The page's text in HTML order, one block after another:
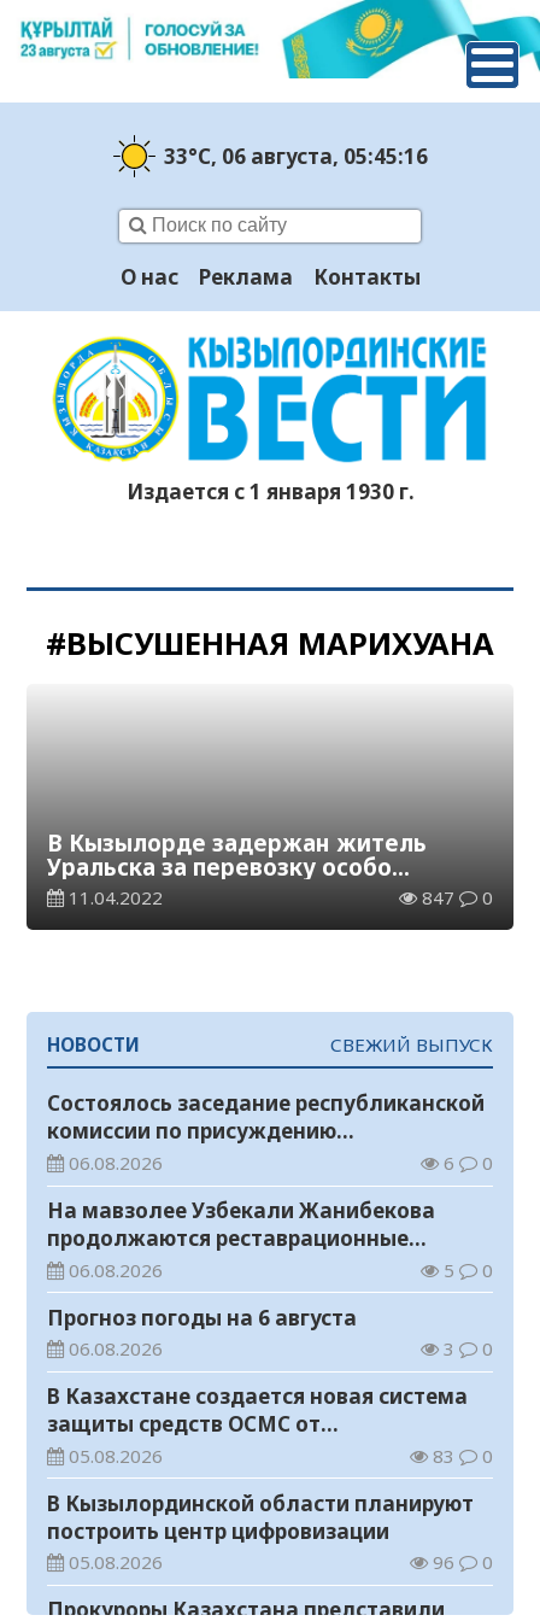
33°C, 06 августа, 05:45:16
О нас Реклама Контакты
Издается с 1 января 1930 г.
#ВЫСУШЕННАЯ МАРИХУАНА
В Кызылорде задержан житель
Уральска за перевозку особо
крупной партии наркотиков
11.04.2022 847 0
НОВОСТИ СВЕЖИЙ ВЫПУСК
Состоялось заседание республиканской
комиссии по присуждению
образовательных грантов
06.08.2026 6 0
На мавзолее Узбекали Жанибекова
продолжаются реставрационные
работы
06.08.2026 5 0
Прогноз погоды на 6 августа
06.08.2026 3 0
В Казахстане создается новая система
защиты средств ОСМС от
необоснованных выплат
05.08.2026 83 0
В Кызылординской области планируют
построить центр цифровизации
05.08.2026 96 0
Прокуроры Казахстана представили